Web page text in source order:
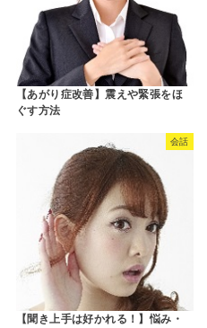
【あがり症改善】震えや緊張をほ
ぐす方法
会話
【聞き上手は好かれる！】悩み・